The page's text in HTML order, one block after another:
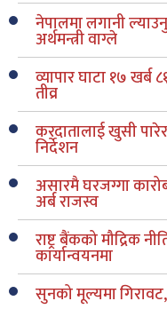
नेपालमा लगानी
अर्थमन्त्री वाग्ले
व्यापार घाटा १७
तीव्र
करदातालाई खुसी
निर्देशन
असारमै घरजग्गा
अर्ब राजस्व
राष्ट्र बैंकको मौद्रिक
कार्यान्वयनमा
सुनको मूल्यमा